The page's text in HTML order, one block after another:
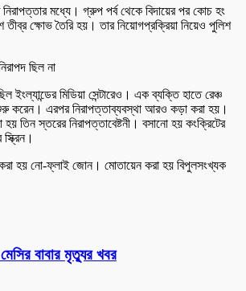
নিরাপত্তার মধ্যে। গ্রুপ পর্ব থেকে বিদায়ের পর কোচ হং
তীব্র ক্ষোভ তৈরি হয়। তার নিয়োগপ্রক্রিয়া নিয়েও পুলিশ
ছিল না
ইংল্যান্ডের মিডিয়া সেন্টারেও। এক ব্যক্তি হাতে রেঞ্চ
শুরু করেন। এরপর নিরাপত্তাব্যবস্থা আরও কড়া করা হয়।
হয় তিন স্তরের নিরাপত্তাবেষ্টনী। বসানো হয় কংক্রিটের
স্ক্রিন।
করা হয় নো-ফ্লাই জোন। মোতায়েন করা হয় বিপুলসংখ্যক
বাবার মৃত্যুর খবর